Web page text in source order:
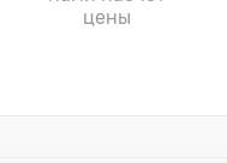
цены